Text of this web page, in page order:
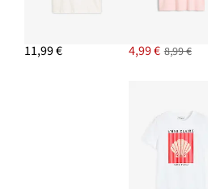
11,99 € 4,99 € 8,99 €